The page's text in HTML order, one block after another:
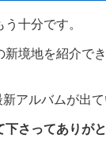
十分です。
新境地を紹介で
アルバムが出て
下さってありが